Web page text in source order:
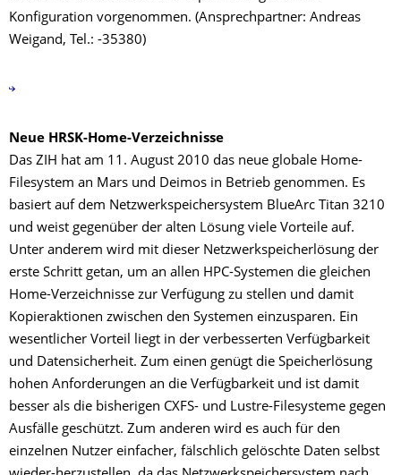
Konfiguration vorgenommen. (Ansprechpartner: Andreas
Weigand, Tel.: -35380)
Neue HRSK-Home-Verzeichnisse
Das ZIH hat am 11. August 2010 das neue globale Home-
Filesystem an Mars und Deimos in Betrieb genommen. Es
basiert auf dem Netzwerkspeichersystem BlueArc Titan 3210
und weist gegenüber der alten Lösung viele Vorteile auf.
Unter anderem wird mit dieser Netzwerkspeicherlösung der
erste Schritt getan, um an allen HPC-Systemen die gleichen
Home-Verzeichnisse zur Verfügung zu stellen und damit
Kopieraktionen zwischen den Systemen einzusparen. Ein
wesentlicher Vorteil liegt in der verbesserten Verfügbarkeit
und Datensicherheit. Zum einen genügt die Speicherlösung
hohen Anforderungen an die Verfügbarkeit und ist damit
besser als die bisherigen CXFS- und Lustre-Filesysteme gegen
Ausfälle geschützt. Zum anderen wird es auch für den
einzelnen Nutzer einfacher, fälschlich gelöschte Daten selbst